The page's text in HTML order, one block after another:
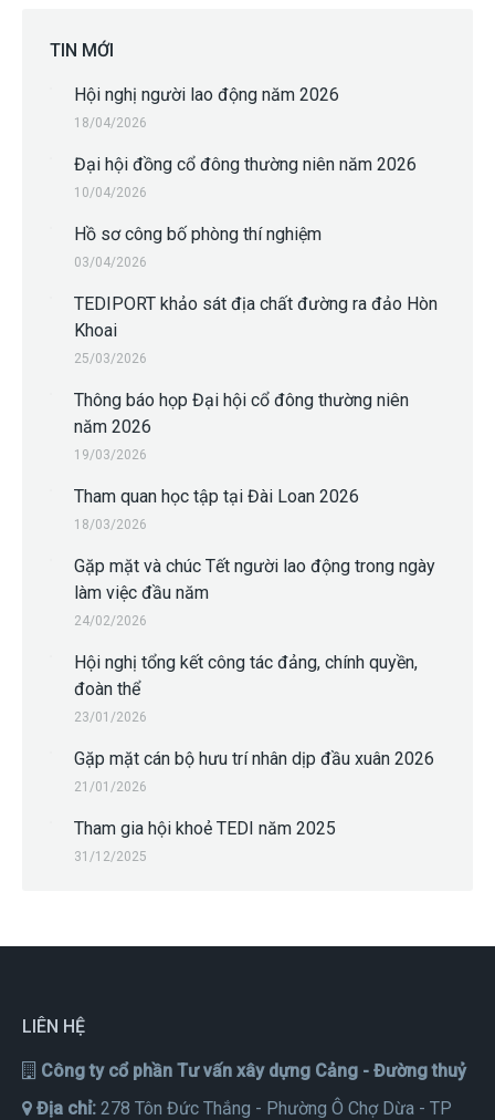
TIN MỚI
Hội nghị người lao động năm 2026
18/04/2026
Đại hội đồng cổ đông thường niên năm 2026
10/04/2026
Hồ sơ công bố phòng thí nghiệm
03/04/2026
TEDIPORT khảo sát địa chất đường ra đảo Hòn
Khoai
25/03/2026
Thông báo họp Đại hội cổ đông thường niên
năm 2026
19/03/2026
Tham quan học tập tại Đài Loan 2026
18/03/2026
Gặp mặt và chúc Tết người lao động trong ngày
làm việc đầu năm
24/02/2026
Hội nghị tổng kết công tác đảng, chính quyền,
đoàn thể
23/01/2026
Gặp mặt cán bộ hưu trí nhân dịp đầu xuân 2026
21/01/2026
Tham gia hội khoẻ TEDI năm 2025
31/12/2025
LIÊN HỆ
Công ty cổ phần Tư vấn xây dựng Cảng - Đường thuỷ
Địa chỉ: 278 Tôn Đức Thắng - Phường Ô Chợ Dừa - TP